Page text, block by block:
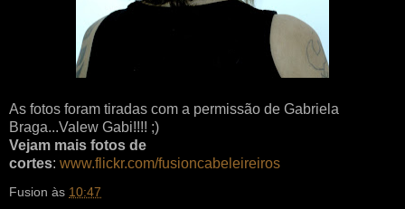
As fotos foram tiradas com a permissão de Gabriela
Braga...Valew Gabi!!!! ;)
Vejam mais fotos de
cortes: www.flickr.com/fusioncabeleireiros
Fusion às 10:47